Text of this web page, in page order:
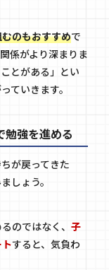
のもおすすめで
係がより深まりま
とがある」とい
ていきます。
勉強を進める
が戻ってきた
しょう。
のではなく、 子
すると、気負わ